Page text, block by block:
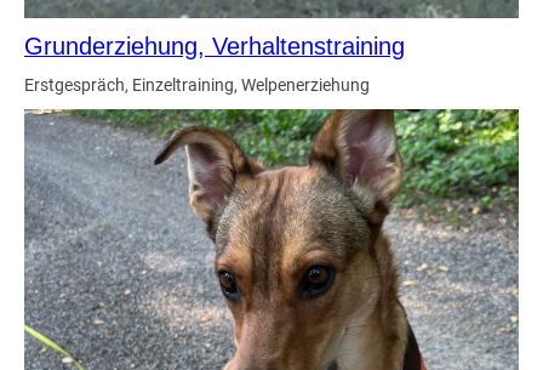
Grunderziehung, Verhaltenstraining
Erstgespräch, Einzeltraining, Welpenerziehung